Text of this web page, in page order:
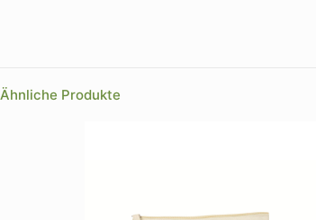
Ähnliche Produkte